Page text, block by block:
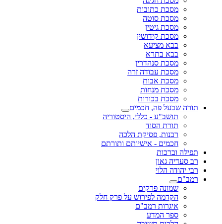
מסכת כתובות
מסכת סוטה
מסכת גיטין
מסכת קידושין
בבא מציעא
בבא בתרא
מסכת סנהדרין
מסכת עבודה זרה
מסכת אבות
מסכת מנחות
מסכת בכורות
תורה שבעל פה, חכמים
תושב"ע - כללי, היסטוריה
תורת הסוד
רבנות, פסיקת הלכה
חכמים - אישיותם ותורתם
תפילה וברכות
רב סעדיה גאון
רבי יהודה הלוי
רמב"ם
שמונה פרקים
הקדמה לפירוש על פרק חלק
איגרות רמב"ם
ספר המדע